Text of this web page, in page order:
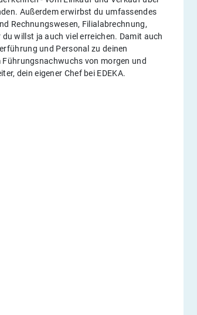
Außerdem erwirbst du umfassendes
Rechnungswesen, Filialabrechnung,
willst ja auch viel erreichen. Damit auch
und Personal zu deinen
von morgen und
dein eigener Chef bei EDEKA.